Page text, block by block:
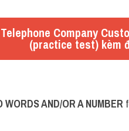
Company
(practice test) kèm
WORDS AND/OR A NUMBER